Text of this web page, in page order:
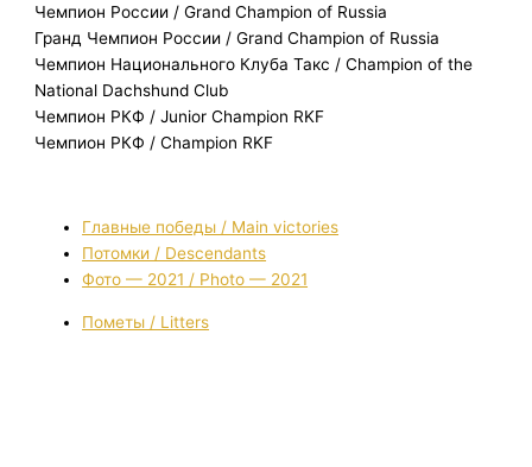
Чемпион России / Grand Champion of Russia
Гранд Чемпион России / Grand Champion of Russia
Чемпион Национального Клуба Такс / Champion of the
National Dachshund Club
Чемпион РКФ / Junior Champion RKF
Чемпион РКФ / Champion RKF
Главные победы / Main victories
Потомки / Descendants
Фото — 2021 / Photo — 2021
Пометы / Litters